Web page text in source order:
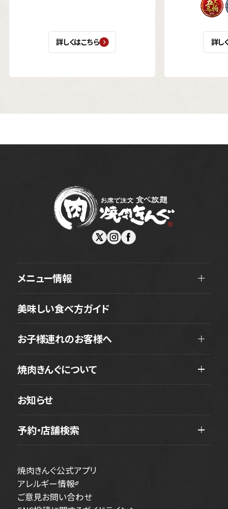
詳しくはこちら 詳し
メニュー情報
美味しい食べ方ガイド
お子様連れのお客様へ
焼肉きんぐについて
お知らせ
予約・店舗検索
焼肉きんぐ公式アプリ
アレルギー情報
ご意見お問い合わせ